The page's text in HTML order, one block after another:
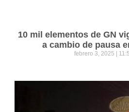
10 mil elementos de GN
a cambio de pausa
febrero 3, 2025